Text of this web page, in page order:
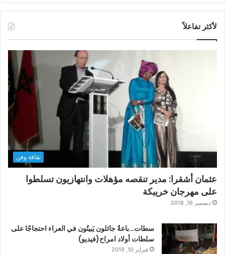
لأكثر تفاعلاً
ثقافة وفن
عثمان أشقرا: مدير تنقصه مؤهلات وانتهازيون تسلطوا
على مهرجان خريبكة
ديسمبر 16, 2018
سطات…باعةٌ جائلون يَبيتُون في العراء احتجاجًا على
سلطات أولاد امراح(فيديو)
فبراير 10, 2019